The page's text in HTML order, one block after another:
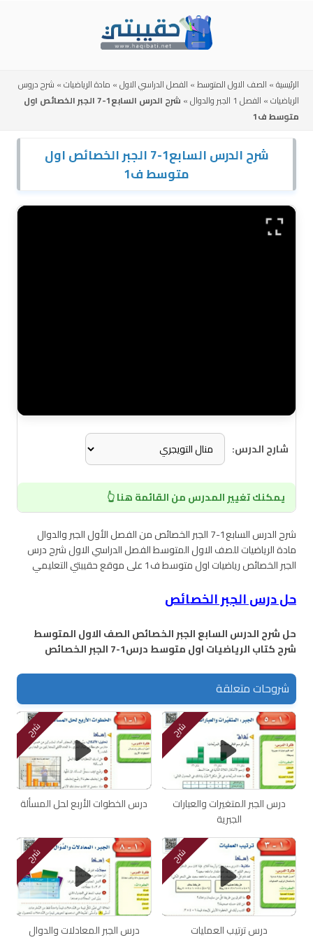
الرئيسية» الصف الاول المتوسط» الفصل الدراسي الاول» مادة الرياضيات» شرح دروس
الرياضيات» الفصل 1 الجبر والدوال »
شرح الدرس السابع1-7 الجبر الخصائص اول
متوسط ف1
شرح الدرس السابع1-7 الجبر الخصائص اول
متوسط ف1
شارح الدرس:
يمكنك تغيير المدرس من القائمة هنا 👆
شرح الدرس السابع1-7 الجبر الخصائص من الفصل الأول الجبر والدوال
مادة الرياضيات للصف الاول المتوسط الفصل الدراسي الاول شرح درس
الجبر الخصائص رياضيات اول متوسط ف1 على موقع حقيبتي التعليمي
حل درس الجبر الخصائص
حل شرح الدرس السابع الجبر الخصائص الصف الاول المتوسط
شرح كتاب الرياضيات اول متوسط درس1-7 الجبر الخصائص
شروحات متعلقة
شرح
درس الجبر المتغيرات والعبارات
الجبرية
شرح
درس الخطوات الأربع لحل المسألة
شرح
درس ترتيب العمليات
شرح
درس الجبر المعادلات والدوال